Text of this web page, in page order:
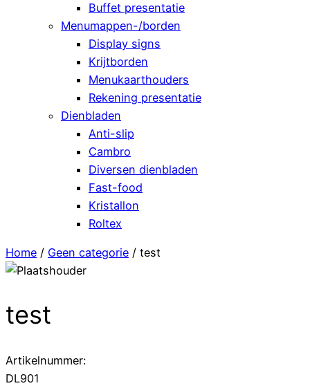
Buffet presentatie
Menumappen-/borden
Display signs
Krijtborden
Menukaarthouders
Rekening presentatie
Dienbladen
Anti-slip
Cambro
Diversen dienbladen
Fast-food
Kristallon
Roltex
Home / Geen categorie / test
test
Artikelnummer:
DL901